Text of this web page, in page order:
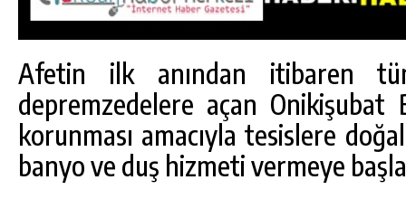
Afetin ilk anından itibaren
depremzedelere açan Onikişubat
korunması amacıyla tesislere
banyo ve duş hizmeti vermeye